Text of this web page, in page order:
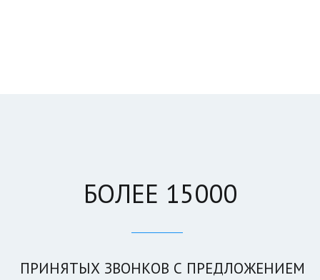
БОЛЕЕ 15000
ПРИНЯТЫХ ЗВОНКОВ С ПРЕДЛОЖЕНИЕМ